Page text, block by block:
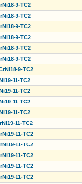
9-TC2
9-TC2
9-TC2
9-TC2
9-TC2
9-TC2
9-TC2
11-TC2
11-TC2
11-TC2
11-TC2
11-TC2
11-TC2
11-TC2
11-TC2
11-TC2
11-TC2